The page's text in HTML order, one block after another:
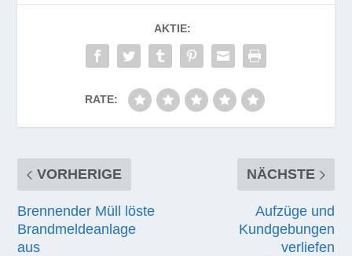
AKTIE:
RATE:
VORHERIGE
Brennender Müll löste
Brandmeldeanlage
aus
NÄCHSTE
Aufzüge und
Kundgebungen
verliefen